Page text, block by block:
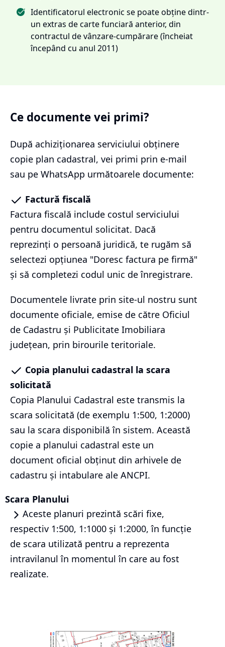
Identificatorul electronic se poate obține dintr-
un extras de carte funciară anterior, din
contractul de vânzare-cumpărare (încheiat
începând cu anul 2011)
Ce documente vei primi?
După achiziționarea serviciului obținere
copie plan cadastral, vei primi prin e-mail
sau pe WhatsApp următoarele documente:
Factură fiscală
Factura fiscală include costul serviciului
pentru documentul solicitat. Dacă
reprezinți o persoană juridică, te rugăm să
selectezi opțiunea "Doresc factura pe firmă"
și să completezi codul unic de înregistrare.
Documentele livrate prin site-ul nostru sunt
documente oficiale, emise de către Oficiul
de Cadastru și Publicitate Imobiliara
județean, prin birourile teritoriale.
Copia planului cadastral la scara
solicitată
Copia Planului Cadastral este transmis la
scara solicitată (de exemplu 1:500, 1:2000)
sau la scara disponibilă în sistem. Această
copie a planului cadastral este un
document oficial obținut din arhivele de
cadastru și intabulare ale ANCPI.
Scara Planului
Aceste planuri prezintă scări fixe,
respectiv 1:500, 1:1000 și 1:2000, în funcție
de scara utilizată pentru a reprezenta
intravilanul în momentul în care au fost
realizate.